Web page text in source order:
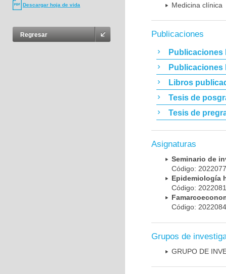
Descargar hoja de vida
Regresar
Medicina clínica
Publicaciones
Publicaciones
Publicaciones
Libros
Tesis de
Tesis de
Asignaturas
Seminario de
Código:
Epidemiología
Código:
Código:
Grupos de
GRUPO DE